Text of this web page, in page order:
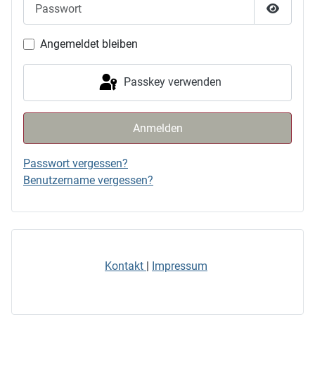
Angemeldet bleiben
Passkey verwenden
Anmelden
Passwort vergessen?
Benutzername vergessen?
Kontakt Impressum